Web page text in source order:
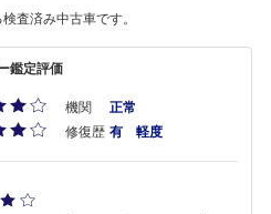
査済み中古車です。
鑑定評価
機関
正常
修復歴 有 軽度